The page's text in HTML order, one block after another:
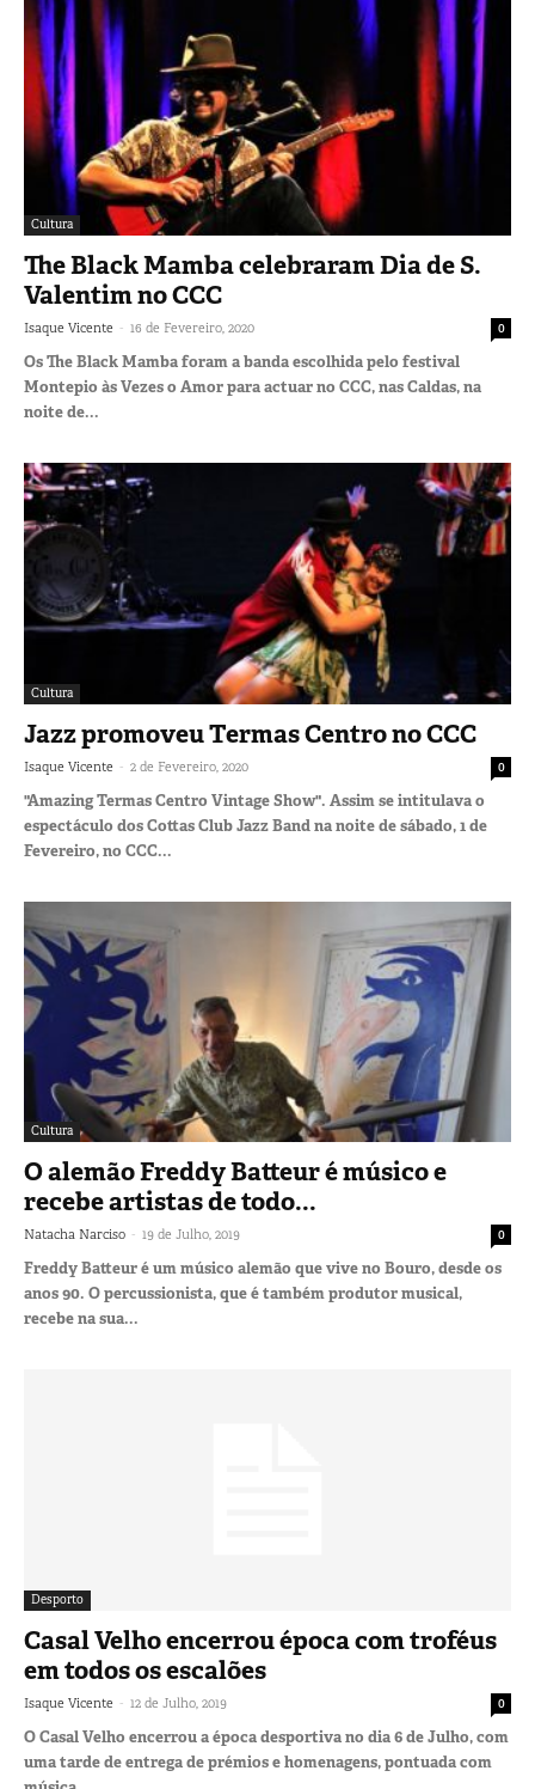
Cultura
The Black Mamba celebraram Dia de S.
Valentim no CCC
Isaque Vicente - 16 de Fevereiro, 2020 0
Os The Black Mamba foram a banda escolhida pelo festival
Montepio às Vezes o Amor para actuar no CCC, nas Caldas, na
noite de...
Cultura
Jazz promoveu Termas Centro no CCC
Isaque Vicente - 2 de Fevereiro, 2020 0
"Amazing Termas Centro Vintage Show". Assim se intitulava o
espectáculo dos Cottas Club Jazz Band na noite de sábado, 1 de
Fevereiro, no CCC...
Cultura
O alemão Freddy Batteur é músico e
recebe artistas de todo...
Natacha Narciso - 19 de Julho, 2019 0
Freddy Batteur é um músico alemão que vive no Bouro, desde os
anos 90. O percussionista, que é também produtor musical,
recebe na sua...
Desporto
Casal Velho encerrou época com troféus
em todos os escalões
Isaque Vicente - 12 de Julho, 2019 0
O Casal Velho encerrou a época desportiva no dia 6 de Julho, com
uma tarde de entrega de prémios e homenagens, pontuada com